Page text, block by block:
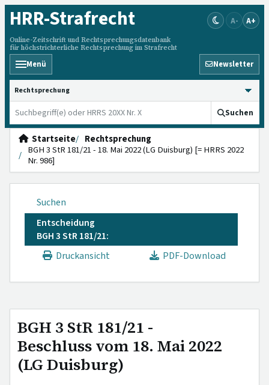
HRR-Strafrecht
Online-Zeitschrift und Rechtsprechungsdatenbank
für höchstrichterliche Rechtsprechung im Strafrecht
A- A+
Menü Newsletter
HRRS durchsuchen
Suchen
Startseite
Rechtsprechung
BGH 3 StR 181/21 - 18. Mai 2022 (LG Duisburg) [= HRRS 2022
Nr. 986]
Suchen
Entscheidung
BGH 3 StR 181/21:
Druckansicht
PDF-Download
BGH 3 StR 181/21 -
Beschluss vom 18. Mai 2022
(LG Duisburg)